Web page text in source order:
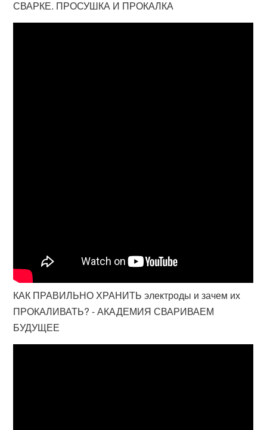
СВАРКЕ. ПРОСУШКА И ПРОКАЛКА
КАК ПРАВИЛЬНО ХРАНИТЬ электроды и зачем их
ПРОКАЛИВАТЬ? - АКАДЕМИЯ СВАРИВАЕМ
БУДУЩЕЕ